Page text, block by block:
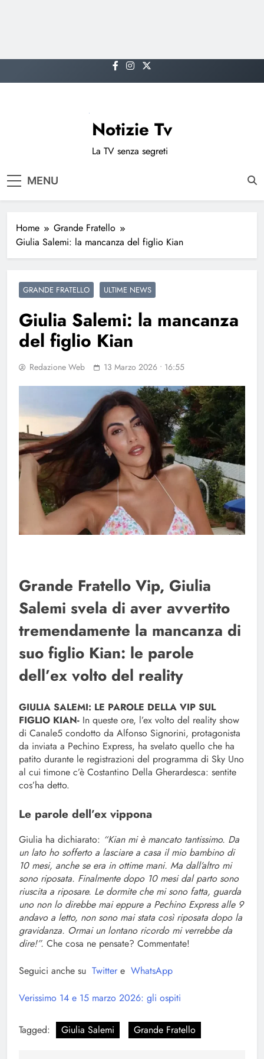
to
Notizie Tv
La TV senza segreti
MENU
Home
Grande Fratello
Giulia Salemi: la mancanza del figlio Kian
GRANDE FRATELLO ULTIME NEWS
Giulia Salemi: la mancanza
del figlio Kian
Redazione Web 13 Marzo 2026 • 16:55
Grande Fratello Vip, Giulia
Salemi svela di aver avvertito
tremendamente la mancanza di
suo figlio Kian: le parole
dell’ex volto del reality
GIULIA SALEMI: LE PAROLE DELLA VIP SUL
FIGLIO KIAN- In queste ore, l’ex volto del reality show
di Canale5 condotto da Alfonso Signorini, protagonista
da inviata a Pechino Express, ha svelato quello che ha
patito durante le registrazioni del programma di Sky Uno
al cui timone c’è Costantino Della Gherardesca: sentite
cos’ha detto.
Le parole dell’ex vippona
Giulia ha dichiarato: “Kian mi è mancato tantissimo. Da
un lato ho sofferto a lasciare a casa il mio bambino di
10 mesi, anche se era in ottime mani. Ma dall’altro mi
sono riposata. Finalmente dopo 10 mesi dal parto sono
riuscita a riposare. Le dormite che mi sono fatta, guarda
uno non lo direbbe mai eppure a Pechino Express alle 9
andavo a letto, non sono mai stata così riposata dopo la
gravidanza. Ormai un lontano ricordo mi verrebbe da
dire!”. Che cosa ne pensate? Commentate!
Seguici anche su Twitter e WhatsApp
Verissimo 14 e 15 marzo 2026: gli ospiti
Tagged: Giulia Salemi Grande Fratello